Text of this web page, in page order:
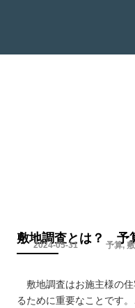
敷地調査とは？ 予
2024-05-31 予算,
敷地調査はお施主様の
るために重要なことです